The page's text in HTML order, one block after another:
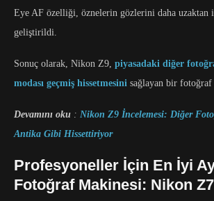
Eye AF özelliği, öznelerin gözlerini daha uzaktan
geliştirildi.
Sonuç olarak, Nikon Z9, piyasadaki diğer
modası geçmiş hissetmesini sağlayan bir fotoğraf
Devamını oku : Nikon Z9 İncelemesi: Diğer
Antika Gibi Hissettiriyor
Profesyoneller İçin En İyi
Fotoğraf Makinesi: Nikon